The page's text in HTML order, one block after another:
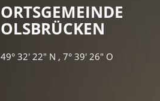
OLSBRÜCKEN
49° 32' 22" N , 7° 39' 26" O